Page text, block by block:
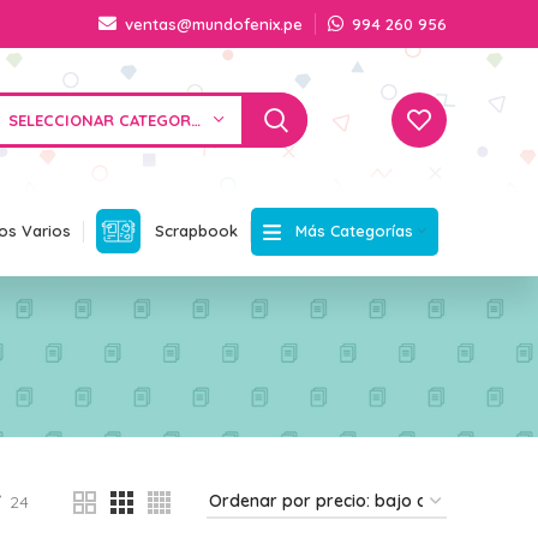
ventas@mundofenix.pe 994 260 956
SELECCIONAR CATEGORÍA
Varios Scrapbook Más Categorías
24